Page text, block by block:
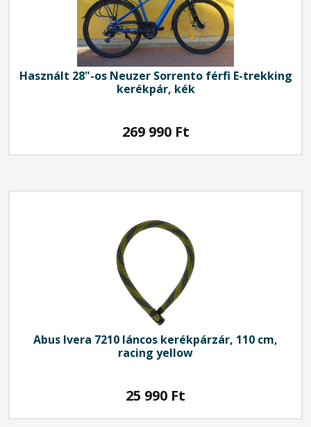
Használt 28"-os Neuzer Sorrento férfi E-trekking
kerékpár, kék
269 990 Ft
Abus Ivera 7210 láncos kerékpárzár, 110 cm,
racing yellow
25 990 Ft